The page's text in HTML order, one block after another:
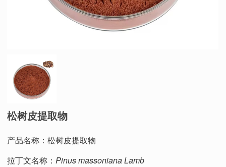
松树皮提取物
产品名称：松树皮提取物
拉丁文名称：Pinus massoniana Lamb